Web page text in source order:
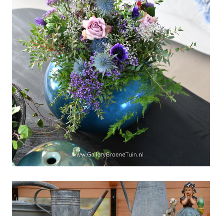
Grasmaand